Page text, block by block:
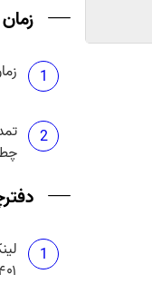
۱۴۰۱ چند تا است؟
5
زمان
1
2
1
۱۴۰۱ سازمان